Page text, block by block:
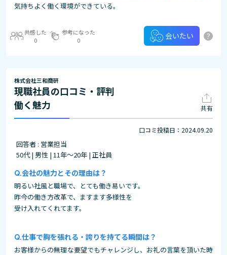
気持ちよく働く環境ができている。
共感した
0
参考になった
0
会いたい ?
株式会社三和商研
現職社員の口コミ・評判
働く魅力
共有
口コミ投稿日：2024.09.20
回答者 : 営業担当
50代 | 男性 | 11年～20年 | 正社員
会社の魅力とその理由は？
明るい社風と職場で、とても働き易いです。
昨今の働き方改革で、ますます多様性を
受け入れてくれてます。
仕事で胸を張れる・誇りを持てる瞬間は？
お客様からの無理な要望でもチャレンジし、お礼の言葉を頂いた時